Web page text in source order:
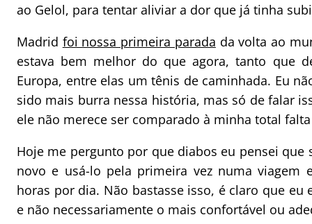
ao Gelol, para tentar aliviar a dor que já tinha
Madrid foi nossa primeira parada da volta ao
estava bem melhor do que agora, tanto que
Europa, entre elas um tênis de caminhada. Eu
sido mais burra nessa história, mas só de falar
ele não merece ser comparado à minha total
Hoje me pergunto por que diabos eu pensei
novo e usá-lo pela primeira vez numa
horas por dia. Não bastasse isso, é claro que
e não necessariamente o mais confortável ou